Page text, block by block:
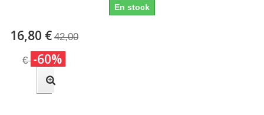
En stock
16,80 € 42,00
€ -60%